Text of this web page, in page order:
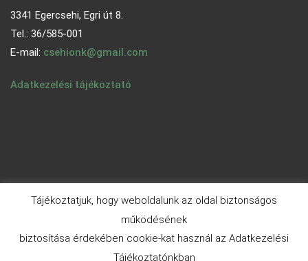
3341 Egercsehi, Egri út 8.
Tel.: 36/585-001
E-mail: csehionk@gmail.com
Adatkezelési tájékoztató
Tájékoztatjuk, hogy weboldalunk az oldal biztonságos
működésének
biztosítása érdekében cookie-kat használ az Adatkezelési
Tájékoztatónkban